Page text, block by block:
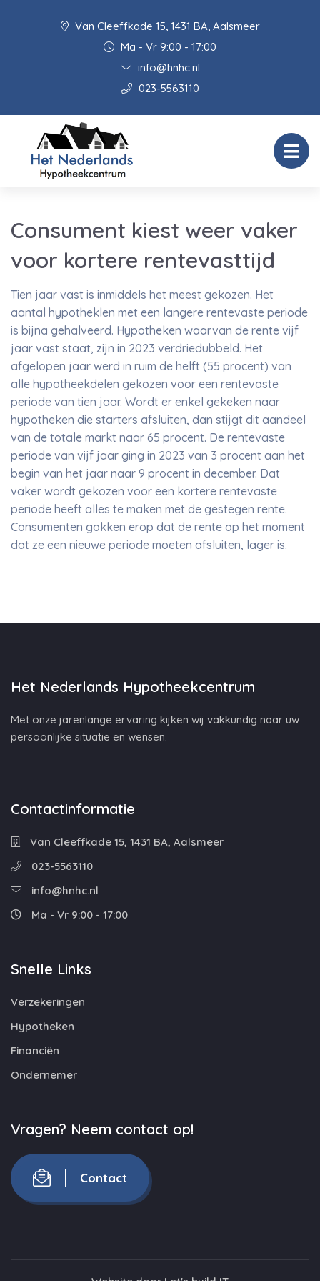
Van Cleeffkade 15, 1431 BA, Aalsmeer
Ma - Vr 9:00 - 17:00
info@hnhc.nl
023-5563110
Consument kiest weer vaker
voor kortere rentevasttijd
Tien jaar vast is inmiddels het meest gekozen. Het
aantal hypotheklen met een langere rentevaste periode
is bijna gehalveerd. Hypotheken waarvan de rente vijf
jaar vast staat, zijn in 2023 verdriedubbeld. Het
afgelopen jaar werd in ruim de helft (55 procent) van
alle hypotheekdelen gekozen voor een rentevaste
periode van tien jaar. Wordt er enkel gekeken naar
hypotheken die starters afsluiten, dan stijgt dit aandeel
van de totale markt naar 65 procent. De rentevaste
periode van vijf jaar ging in 2023 van 3 procent aan het
begin van het jaar naar 9 procent in december. Dat
vaker wordt gekozen voor een kortere rentevaste
periode heeft alles te maken met de gestegen rente.
Consumenten gokken erop dat de rente op het moment
dat ze een nieuwe periode moeten afsluiten, lager is.
Het Nederlands Hypotheekcentrum
Met onze jarenlange ervaring kijken wij vakkundig naar uw
persoonlijke situatie en wensen.
Contactinformatie
Van Cleeffkade 15, 1431 BA, Aalsmeer
023-5563110
info@hnhc.nl
Ma - Vr 9:00 - 17:00
Snelle Links
Verzekeringen
Hypotheken
Financiën
Ondernemer
Vragen? Neem contact op!
Contact